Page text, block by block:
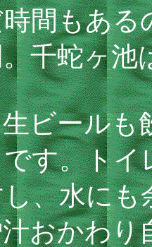
間もある
千蛇ヶ池
ビールも
す。ト
、水にも
おかわり